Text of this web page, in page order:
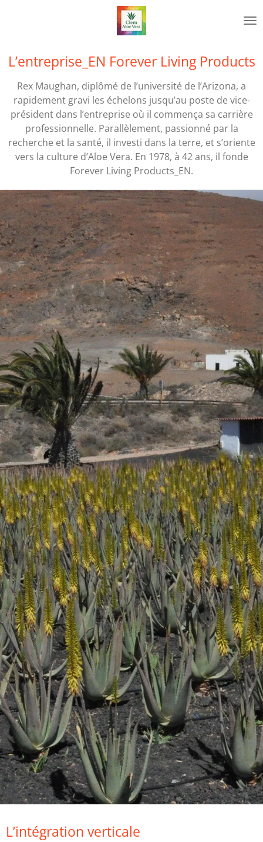
principal
L’entreprise_EN Forever Living Products
Rex Maughan, diplômé de l’université de l’Arizona, a
rapidement gravi les échelons jusqu’au poste de vice-
président dans l’entreprise où il commença sa carrière
professionnelle. Parallèlement, passionné par la
recherche et la santé, il investi dans la terre, et s’oriente
vers la culture d’Aloe Vera. En 1978, à 42 ans, il fonde
Forever Living Products_EN.
L’intégration verticale